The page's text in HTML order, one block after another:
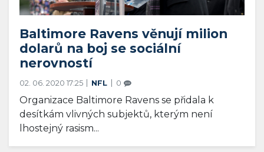
Baltimore Ravens věnují milion
dolarů na boj se sociální
nerovností
02. 06. 2020 17:25 NFL 0
Organizace Baltimore Ravens se přidala k
desítkám vlivných subjektů, kterým není
lhostejný rasism...